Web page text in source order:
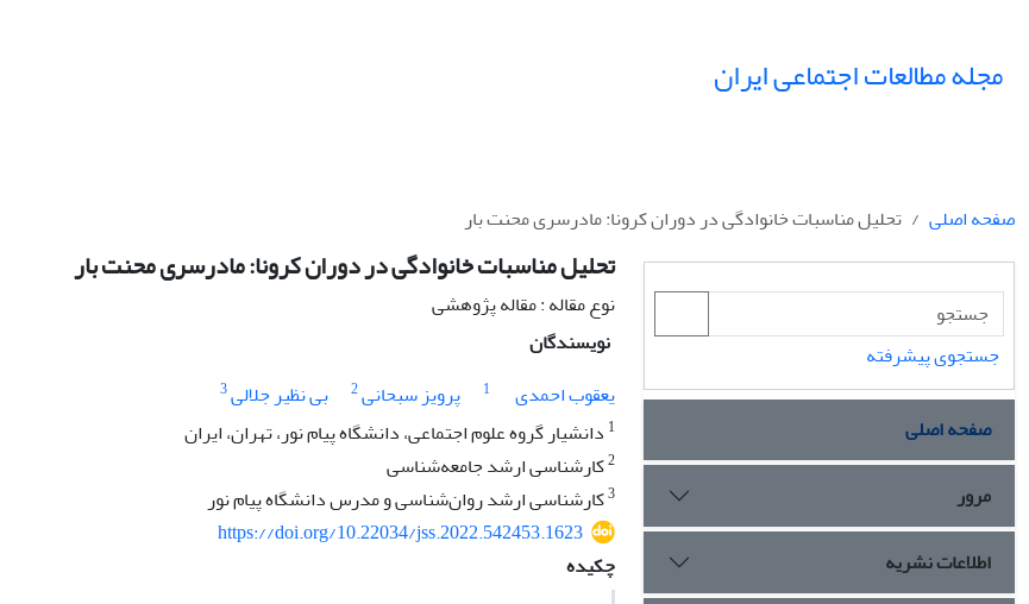
مجله مطالعات اجتماعی ایران
صفحه اصلی تحلیل مناسبات خانوادگی در دوران کرونا: مادرسری محنت بار
تحلیل مناسبات خانوادگی در دوران کرونا: مادرسری محنت بار
نوع مقاله : مقاله پژوهشی
نویسندگان
یعقوب احمدی
1 پرویز سبحانی2 بی نظیر جلالی3
1 دانشیار گروه علوم اجتماعی، دانشگاه پیام نور، تهران، ایران
2کارشناسی ارشد جامعه‌شناسی
3کارشناسی ارشد روان‌شناسی و مدرس دانشگاه پیام نور
https://doi.org/10.22034/jss.2022.542453.1623
چکیده
جستجوی پیشرفته
صفحه اصلی
مرور
اطلاعات نشریه